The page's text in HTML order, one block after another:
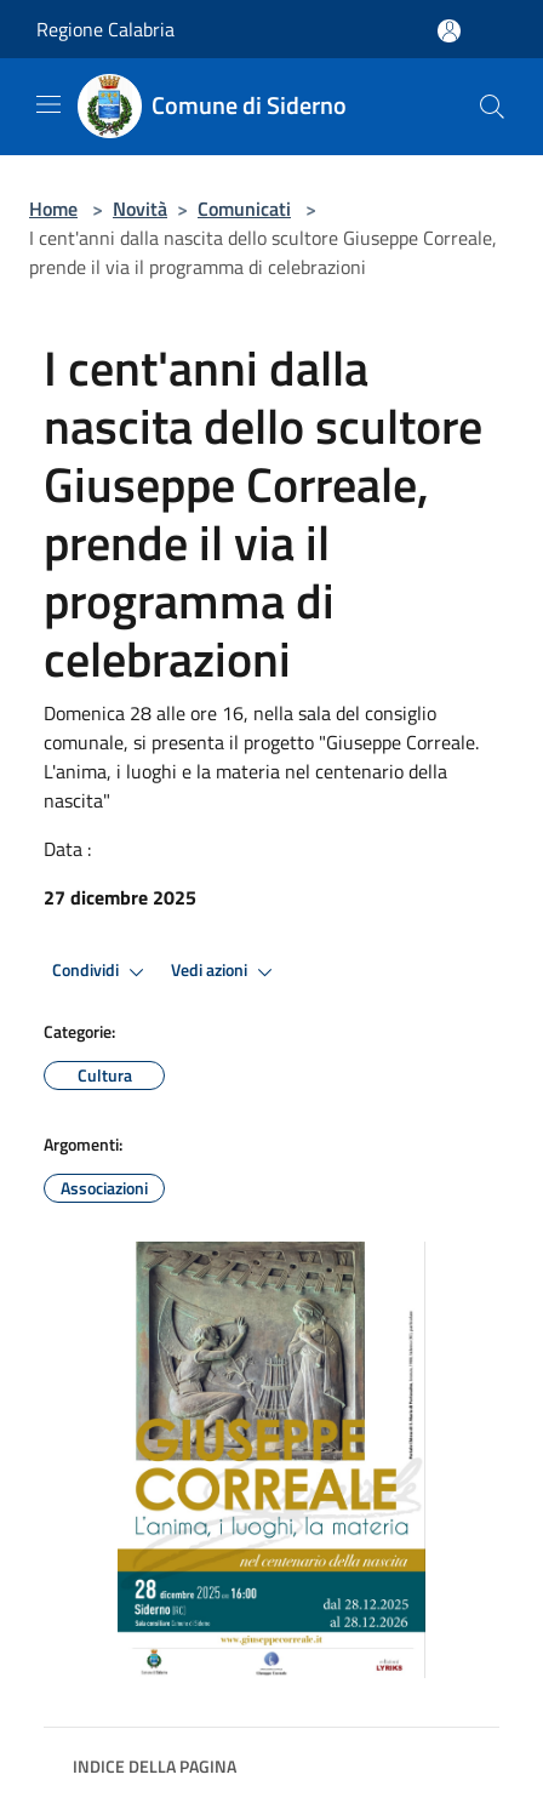
Regione Calabria
Comune di Siderno
Home > Novità > Comunicati >
I cent'anni dalla nascita dello scultore Giuseppe Correale,
prende il via il programma di celebrazioni
I cent'anni dalla
nascita dello scultore
Giuseppe Correale,
prende il via il
programma di
celebrazioni
Domenica 28 alle ore 16, nella sala del consiglio
comunale, si presenta il progetto "Giuseppe Correale.
L'anima, i luoghi e la materia nel centenario della
nascita"
Data :
27 dicembre 2025
Condividi Vedi azioni
Categorie:
Cultura
Argomenti:
Associazioni
INDICE DELLA PAGINA